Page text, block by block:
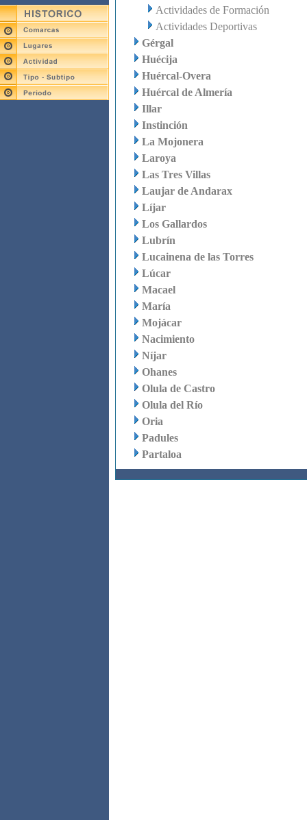
Actividades de Formación
Actividades Deportivas
Gérgal
Huécija
Huércal-Overa
Huércal de Almería
Illar
Instinción
La Mojonera
Laroya
Las Tres Villas
Laujar de Andarax
Líjar
Los Gallardos
Lubrín
Lucainena de las Torres
Lúcar
Macael
María
Mojácar
Nacimiento
Níjar
Ohanes
Olula de Castro
Olula del Río
Oria
Padules
Partaloa